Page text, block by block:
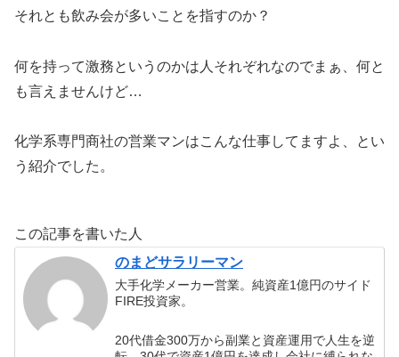
それとも飲み会が多いことを指すのか？
何を持って激務というのかは人それぞれなのでまぁ、何と
も言えませんけど…
化学系専門商社の営業マンはこんな仕事してますよ、とい
う紹介でした。
この記事を書いた人
のまどサラリーマン
大手化学メーカー営業。純資産1億円のサイド
FIRE投資家。
20代借金300万から副業と資産運用で人生を逆